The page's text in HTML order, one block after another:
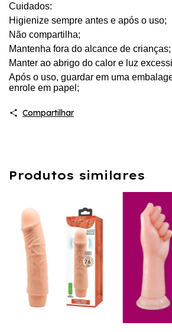
Cuidados:
Higienize sempre antes e após o uso;
Não compartilha;
Mantenha fora do alcance de crianças;
Manter ao abrigo do calor e luz
Após o uso, guardar em uma
enrole em papel;
Compartilhar
Produtos similares